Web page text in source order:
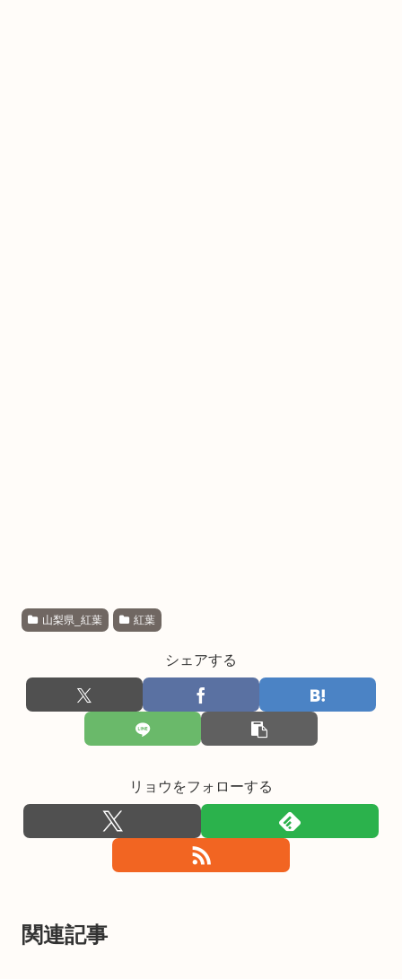
山梨県_紅葉 紅葉
シェアする
リョウをフォローする
関連記事